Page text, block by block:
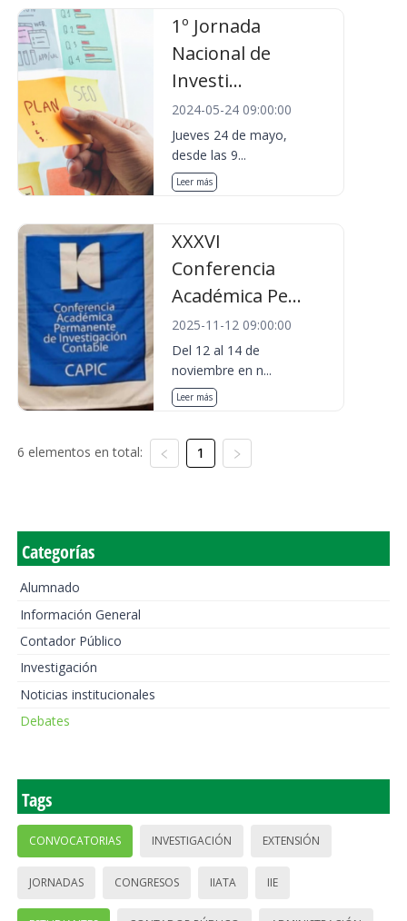
1º Jornada
Nacional de
Investi...
2024-05-24 09:00:00
Jueves 24 de mayo,
desde las 9...
Leer más
XXXVI
Conferencia
Académica Pe...
2025-11-12 09:00:00
Del 12 al 14 de
noviembre en n...
Leer más
6 elementos en total: 1
Categorías
Alumnado
Información General
Contador Público
Investigación
Noticias institucionales
Debates
Tags
CONVOCATORIAS INVESTIGACIÓN EXTENSIÓN
JORNADAS CONGRESOS IIATA IIE